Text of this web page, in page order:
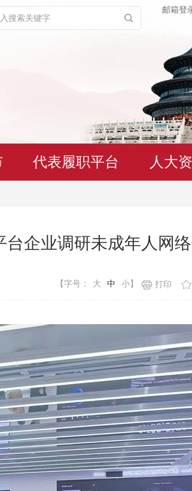
邮箱登
代表履职平台 人大
企业调研未成年人网
【字号： 大 中 小 】 打印